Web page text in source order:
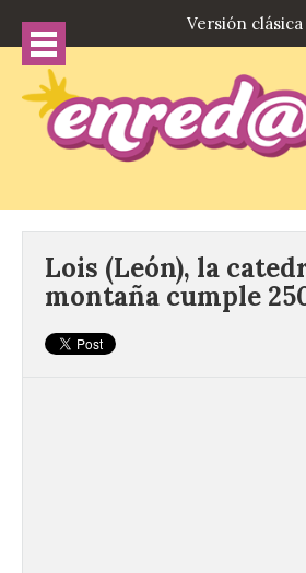
Versión clásica
Lois (León), la
montaña cumple